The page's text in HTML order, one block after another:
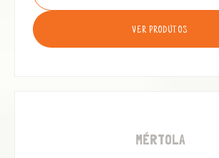
VER PRODUTOS
MÉRTOLA